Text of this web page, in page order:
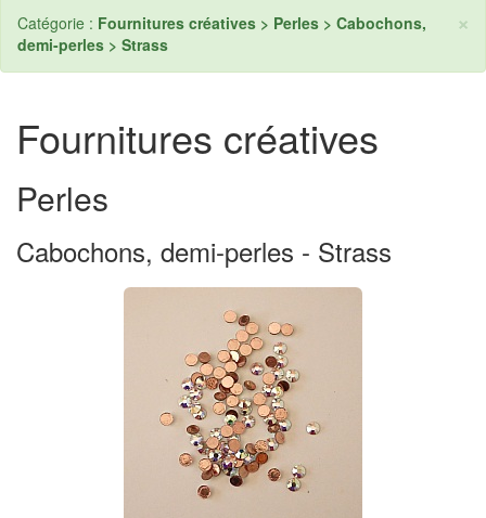
×
Catégorie : Fournitures créatives > Perles > Cabochons,
demi-perles > Strass
Fournitures créatives
Perles
Cabochons, demi-perles - Strass